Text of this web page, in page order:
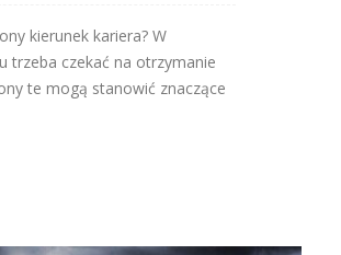
kierunek kariera? W
trzeba czekać na otrzymanie
te mogą stanowić znaczące